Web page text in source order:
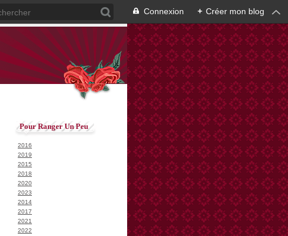
Connexion + Créer mon blog
Pour Ranger Un Peu
2016
2019
2015
2018
2020
2023
2014
2017
2021
2022